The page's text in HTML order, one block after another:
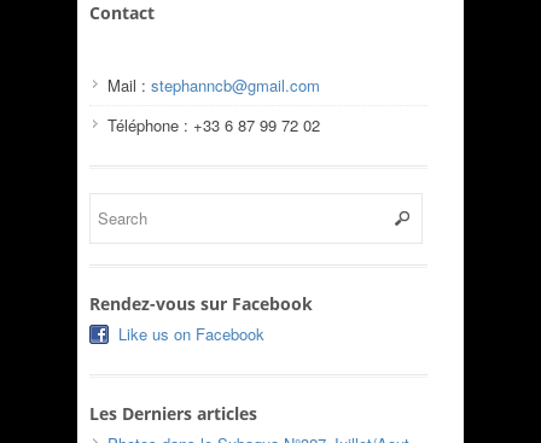
Contact
Mail : stephanncb@gmail.com
Téléphone : +33 6 87 99 72 02
Rendez-vous sur Facebook
Like us on Facebook
Les Derniers articles